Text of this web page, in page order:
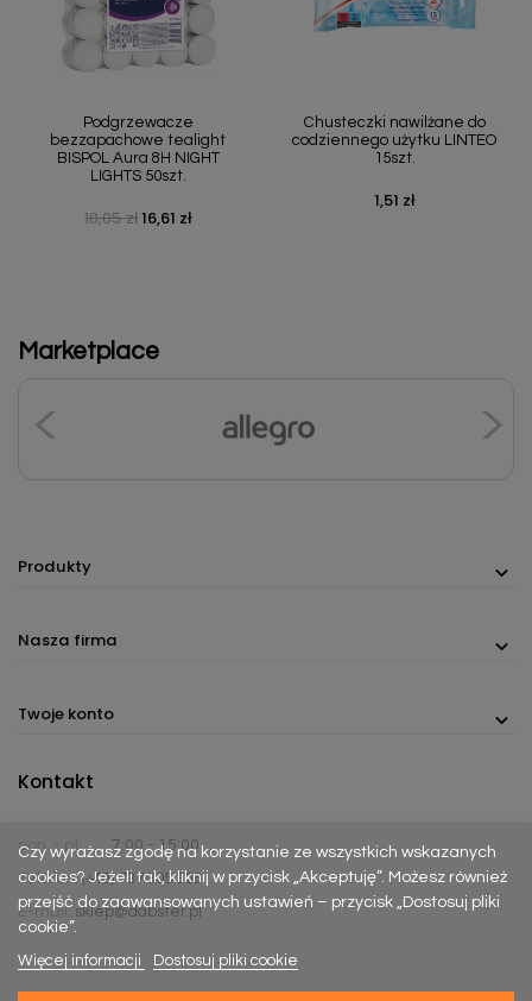
Podgrzewacze
bezzapachowe tealight
BISPOL Aura 8H NIGHT
LIGHTS 50szt.
Cena podstawowa
18,05 zł Cena
16,61 zł
Chusteczki nawilżane do
codziennego użytku LINTEO
15szt.
Cena
1,51 zł
Marketplace
Produkty
Nasza firma
Twoje konto
Czy wyrażasz zgodę na korzystanie ze wszystkich wskazanych
cookies? Jeżeli tak, kliknij w przycisk „Akceptuję”. Możesz również
przejść do zaawansowanych ustawień – przycisk „Dostosuj pliki
cookie”.
Więcej informacji
Dostosuj pliki cookie
Kontakt
pon. - pt.
7:00 - 15:00
Telefon:(+48) 737 305 306
E-mail: sklep@dabster.pl